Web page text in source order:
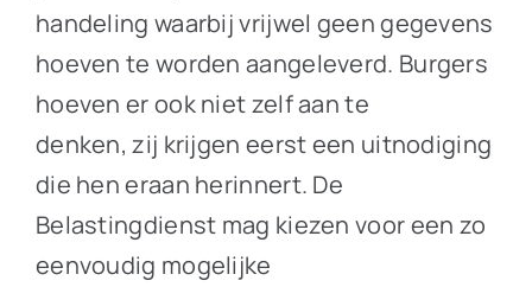
handeling waarbij vrijwel geen gegevens
hoeven te worden aangeleverd. Burgers
hoeven er ook niet zelf aan te
denken, zij krijgen eerst een uitnodiging
die hen eraan herinnert. De
Belastingdienst mag kiezen voor een zo
eenvoudig mogelijke